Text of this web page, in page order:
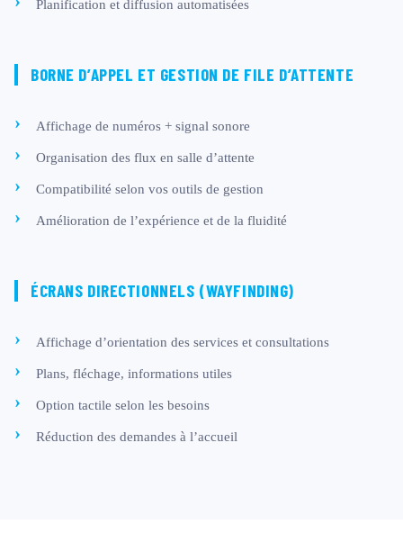
Planification et diffusion automatisées
BORNE D’APPEL ET GESTION DE FILE D’ATTENTE
Affichage de numéros + signal sonore
Organisation des flux en salle d’attente
Compatibilité selon vos outils de gestion
Amélioration de l’expérience et de la fluidité
ÉCRANS DIRECTIONNELS (WAYFINDING)
Affichage d’orientation des services et consultations
Plans, fléchage, informations utiles
Option tactile selon les besoins
Réduction des demandes à l’accueil